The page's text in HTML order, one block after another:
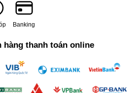
Banking
hàng thanh toán online